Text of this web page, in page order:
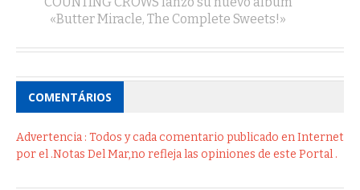
«Butter Miracle, The Complete Sweets!»
COMENTÁRIOS
Advertencia : Todos y cada comentario publicado en Internet
por el .Notas Del Mar,no refleja las opiniones de este Portal .